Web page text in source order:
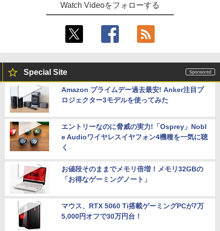
Watch Videoをフォローする
Special Site
Amazon プライムデー過去最安! Anker注目プ
ロジェクター3モデルを使ってみた
エントリーなのに脅威の実力!「Osprey」Nobl
e Audioワイヤレスイヤフォン4機種を一気に聴
く
お値段そのままでメモリ倍増！メモリ32GBの
「お得なゲーミングノート」
マウス、RTX 5060 Ti搭載ゲーミングPCが7万
5,000円オフで30万円台！